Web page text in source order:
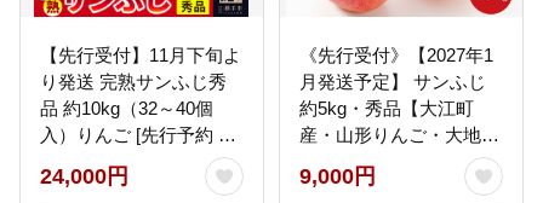
【先行受付】11月下旬よ
り発送 完熟サンふじ秀
品 約10kg（32～40個
入）りんご [先行予約 秋
田県 横手市 林檎 リンゴ
果物 フルーツ 減農薬栽
24,000円
《先行受付》【2027年1
月発送予定】 サンふじ
約5kg・秀品【大江町
産・山形りんご・大地農
9,000円